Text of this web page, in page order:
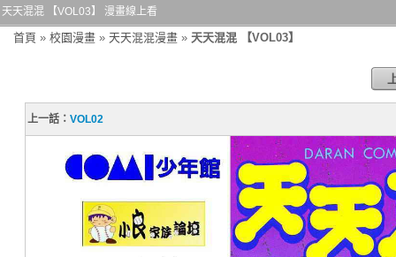
天天混混 【VOL03】 漫畫線上看
首頁 » 校園漫畫 » 天天混混漫畫 » 天天混混 【VOL03】
上一話：VOL02